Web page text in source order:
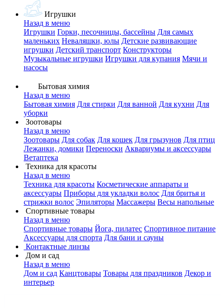
Игрушки
Назад в меню
Игрушки Горки, песочницы, бассейны Для самых
маленьких Неваляшки, юлы Детские развивающие
игрушки Детский транспорт Конструкторы
Музыкальные игрушки Игрушки для купания Мячи и
насосы
Бытовая химия
Назад в меню
Бытовая химия Для стирки Для ванной Для кухни Для
уборки
Зоотовары
Назад в меню
Зоотовары Для собак Для кошек Для грызунов Для птиц
Лежанки, домики Переноски Аквариумы и аксессуары
Ветаптека
Техника для красоты
Назад в меню
Техника для красоты Косметические аппараты и
аксессуары Приборы для укладки волос Для бритья и
стрижки волос Эпиляторы Массажеры Весы напольные
Спортивные товары
Назад в меню
Спортивные товары Йога, пилатес Спортивное питание
Аксессуары для спорта Для бани и сауны
Контактные линзы
Дом и сад
Назад в меню
Дом и сад Канцтовары Товары для праздников Декор и
интерьер